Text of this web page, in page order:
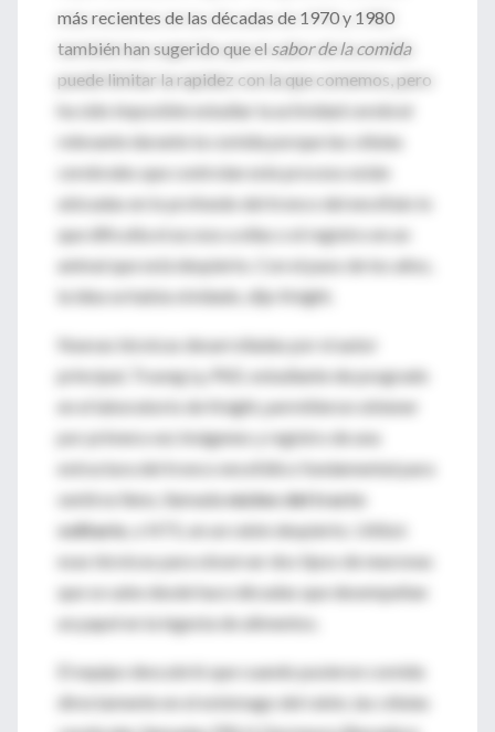
más recientes de las décadas de 1970 y 1980
también han sugerido que el sabor de la comida
puede limitar la rapidez con la que comemos, pero
ha sido imposible estudiar la actividad cerebral
relevante durante la comida porque las células
cerebrales que controlan este proceso están
ubicadas en lo profundo del tronco del encéfalo lo
que dificulta el acceso a ellas o el registro en un
animal que está despierto. Con el paso de los años,
la idea se había olvidado, dijo Knight.
Nuevas técnicas desarrolladas por el autor
principal, Truong Ly, PhD, estudiante de posgrado
en el laboratorio de Knight, permitieron obtener
por primera vez imágenes y registro de una
estructura del tronco encefálico fundamental para
sentirse lleno, llamadanúcleo del tracto
solitario , o NTS, en un ratón despierto. Utilizó
esas técnicas para observar dos tipos de neuronas
que se sabe desde hace décadas que desempeñan
un papel en la ingesta de alimentos.
El equipo descubrió que cuando pusieron comida
directamente en el estómago del ratón, las células